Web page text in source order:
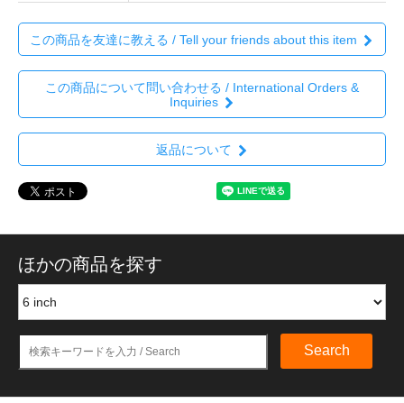
この商品を友達に教える / Tell your friends about this item
この商品について問い合わせる / International Orders &
Inquiries
返品について
ほかの商品を探す
Search